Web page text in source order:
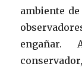
ambiente
engañar.